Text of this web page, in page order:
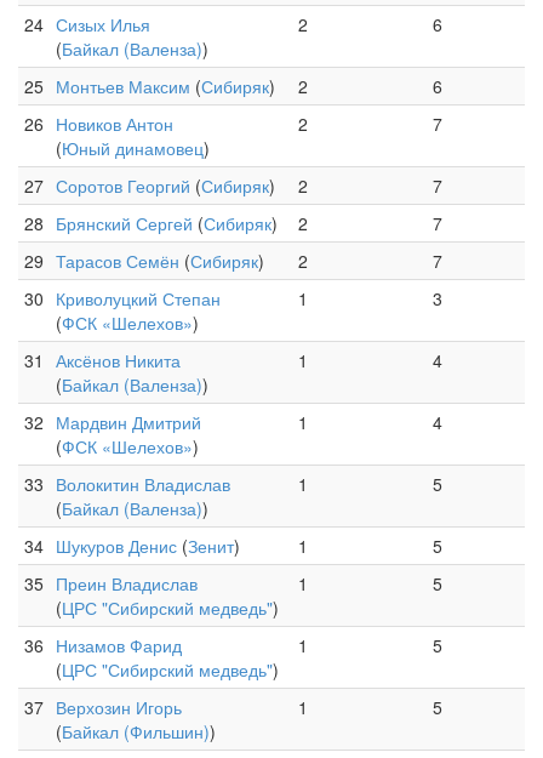
24 Сизых Илья
(Байкал (Валенза))
2 6
25 Монтьев Максим (Сибиряк) 2
6
26 Новиков Антон
(Юный динамовец)
2 7
27 Соротов Георгий (Сибиряк) 2
7
28 Брянский Сергей (Сибиряк) 2
7
29 Тарасов Семён (Сибиряк) 2
7
30 Криволуцкий Степан
(ФСК «Шелехов»)
1 3
31
Аксёнов Никита
(Байкал (Валенза))
1 4
32 Мардвин Дмитрий
(ФСК «Шелехов»)
1 4
33 Волокитин Владислав
(Байкал (Валенза))
1 5
34 Шукуров Денис (Зенит) 1
5
35 Преин Владислав
(ЦРС "Сибирский медведь")
1 5
36 Низамов Фарид
(ЦРС "Сибирский медведь")
1 5
37 Верхозин Игорь
(Байкал (Фильшин))
1 5